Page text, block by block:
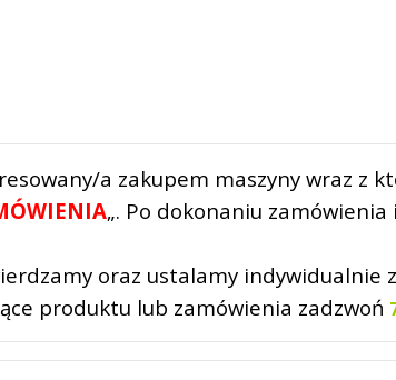
a zakupem maszyny wraz z
„. Po dokonaniu
oraz ustalamy indywidualnie
produktu lub zamówienia zadzwoń